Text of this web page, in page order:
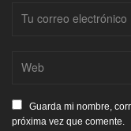
Guarda mi nombre,
próxima vez que comente.